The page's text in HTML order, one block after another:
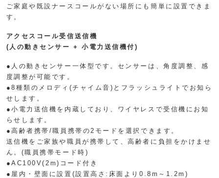
ご家庭や既設ナースコールがない場所にも簡単に設置できま
す。
アクセスコール受信送信機
(人の動きセンサー + 小電力送信機付)
●人の動きセンサー一体型です。センサーは、角度調整、感
度調整が可能です。
●8種類のメロディ(チャイム音)とフラッシュライトでお知ら
せします。
●小電力送信機を内蔵しており、ワイヤレスで受信機にお知
らせします。
●高齢者携帯/職員携帯の2モードを選択できます。
送信機をご家族や職員が携帯して、高齢者に負担をかけませ
ん。(職員携帯モード時)
●AC100V(2m)コード付き
●屋内・壁面に設置(設置高さ:床面より0.8m～1.2m)